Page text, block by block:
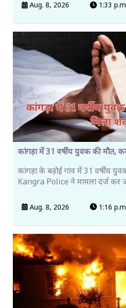
Aug. 8, 2026 1:33
कांगड़ा में 31 वर्षीय युवक की मौत,
कांगड़ा के बड़ोई गांव में 31 वर्षीय
Kangra Police ने मामला दर्ज कर
Aug. 8, 2026 1:16